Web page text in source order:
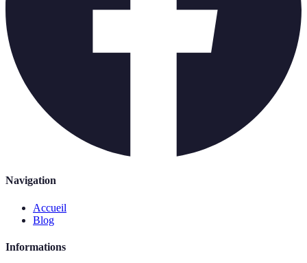
Navigation
Accueil
Blog
Informations